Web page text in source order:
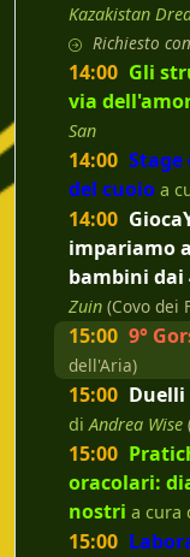
Kazakistan
Richiesto
14:00 Gli
via
San
14:00
del cuoio a
14:00
impariamo
bambini dai
Zuin (Covo dei
15:00 9°
dell'Aria)
15:00 Duelli
diAndrea Wise
15:00
oracolari:
nostri a cura
15:00